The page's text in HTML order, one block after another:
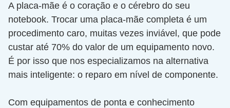
A placa-mãe é o coração e o cérebro do seu
notebook. Trocar uma placa-mãe completa é um
procedimento caro, muitas vezes inviável, que pode
custar até 70% do valor de um equipamento novo.
É por isso que nos especializamos na alternativa
mais inteligente: o reparo em nível de componente.
Com equipamentos de ponta e conhecimento